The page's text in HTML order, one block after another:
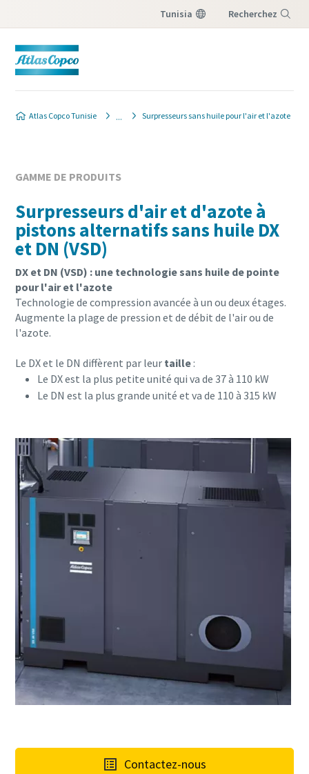
Tunisia Recherchez
Atlas Copco Tunisie Surpresseurs sans huile pour l'air et l'azote
GAMME DE PRODUITS
Surpresseurs d'air et d'azote à
pistons alternatifs sans huile DX
et DN (VSD)
DX et DN (VSD) : une technologie sans huile de pointe
pour l'air et l'azote
Technologie de compression avancée à un ou deux étages.
Augmente la plage de pression et de débit de l'air ou de
l'azote.
Le DX et le DN diffèrent par leur taille :
Le DX est la plus petite unité qui va de 37 à 110 kW
Le DN est la plus grande unité et va de 110 à 315 kW
Contactez-nous